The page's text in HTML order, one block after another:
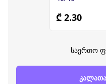
₾ 2.30
საერთო